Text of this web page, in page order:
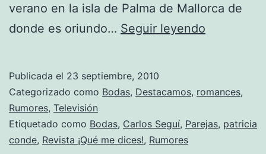
verano en la isla de Palma de Mallorca de
donde es oriundo… Seguir leyendo
Conde?
Publicada el 23 septiembre, 2010
Categorizado como Bodas, Destacamos, romances,
Rumores, Televisión
Etiquetado como Bodas, Carlos Seguí, Parejas, patricia
conde, Revista ¡Qué me dices!, Rumores